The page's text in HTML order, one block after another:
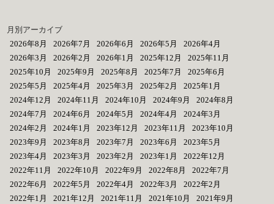
月別アーカイブ
2026年8月
2026年7月 2026年6月 2026年5月
2026年4月
2026年3月
2026年2月 2026年1月 2025年12月
2025年11月
2025年10月
2025年9月 2025年8月 2025年7月
2025年6月
2025年5月
2025年4月 2025年3月 2025年2月
2025年1月
2024年12月
2024年11月 2024年10月 2024年9月
2024年8月
2024年7月
2024年6月 2024年5月 2024年4月
2024年3月
2024年2月
2024年1月 2023年12月 2023年11月
2023年10月
2023年9月
2023年8月 2023年7月 2023年6月
2023年5月
2023年4月
2023年3月 2023年2月 2023年1月
2022年12月
2022年11月
2022年10月 2022年9月 2022年8月
2022年7月
2022年6月
2022年5月 2022年4月 2022年3月
2022年2月
2022年1月
2021年12月 2021年11月 2021年10月
2021年9月